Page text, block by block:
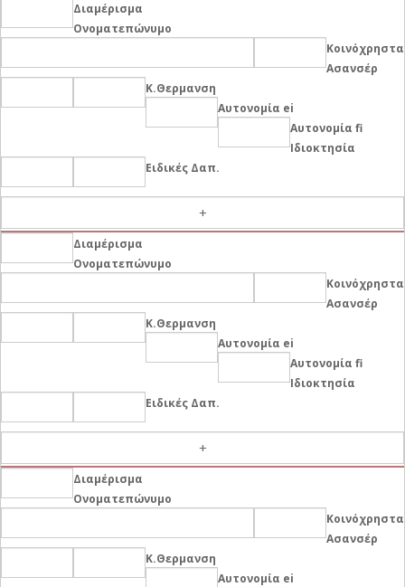
Διαμέρισμα
Ονοματεπώνυμο
Κοινόχρηστα
Ασανσέρ
Κ.Θερμανση
Αυτονομία ei
Αυτονομία fi
Ιδιοκτησία
Ειδικές Δαπ.
Διαμέρισμα
Ονοματεπώνυμο
Κοινόχρηστα
Ασανσέρ
Κ.Θερμανση
Αυτονομία ei
Αυτονομία fi
Ιδιοκτησία
Ειδικές Δαπ.
Διαμέρισμα
Ονοματεπώνυμο
Κοινόχρηστα
Ασανσέρ
Κ.Θερμανση
Αυτονομία ei